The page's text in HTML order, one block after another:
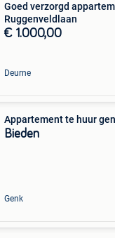
Goed verzorgd
Ruggenveldlaan
€ 1.000,00
Deurne
Appartement te huur
Bieden
Genk